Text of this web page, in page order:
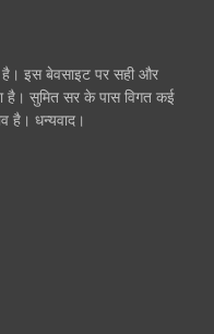
इस बेवसाइट पर सही और
है। सुमित सर के पास विगत कई
है। धन्यवाद।